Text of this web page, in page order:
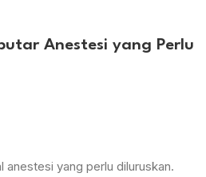
Anestesi yang Perlu
anestesi yang perlu diluruskan.